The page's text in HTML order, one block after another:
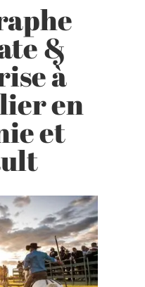
&
à
en
et